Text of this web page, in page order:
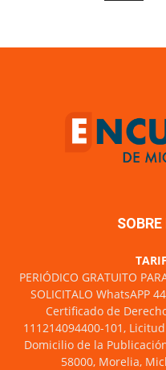
PERIÓDICO GRATUITO
SOLICITALO WhatsAPP
Certificado de
111214094400-101,
Domicilio de la
58000, Morelia,